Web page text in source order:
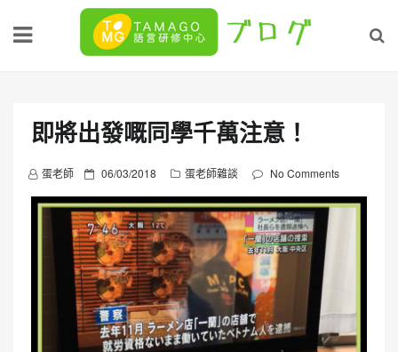
即將出發嘅同學千萬注意！
蛋老師
P
o
s
t
e
d
o
n
06/03/2018 蛋老師雜談 No Comments